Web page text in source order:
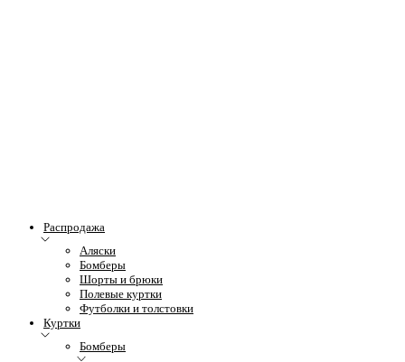
Распродажа
Аляски
Бомберы
Шорты и брюки
Полевые куртки
Футболки и толстовки
Куртки
Бомберы